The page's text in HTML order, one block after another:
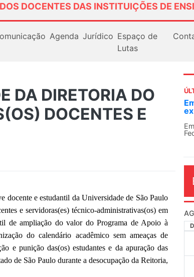
DOCENTES DAS INSTITUIÇÕES DE
Agenda Jurídico Espaço de
Lutas
DA DIRETORIA DO
DOCENTES E
e estudantil da Universidade de São Paulo
e servidoras(es) técnico-administrativas(os) em
de ampliação do valor do Programa de Apoio à
do calendário acadêmico sem ameaças de
e punição das(os) estudantes e da apuração das
de São Paulo durante a desocupação da Reitoria,